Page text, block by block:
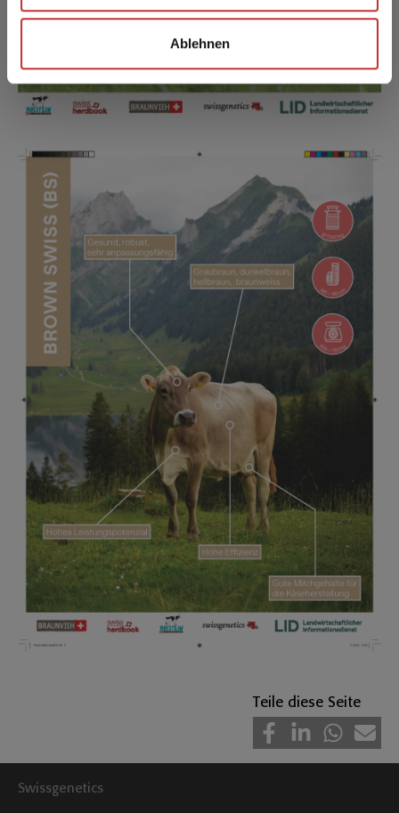
weiteren Daten zusammen, die Sie ihnen bereitgestellt
haben oder die sie im Rahmen Ihrer Nutzung der Dienste
gesammelt haben.
Ablehnen
Teile diese Seite
Swissgenetics